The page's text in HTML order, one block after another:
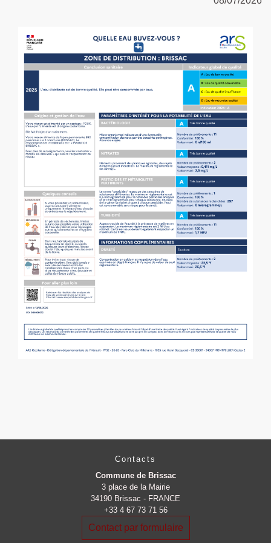
Contacts
Commune de Brissac
3 place de la Mairie
34190 Brissac - FRANCE
+33 4 67 73 71 56
Contact par formulaire